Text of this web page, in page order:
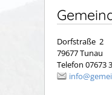
Dorfstraße 2
79677 Tunau
Telefon 07673